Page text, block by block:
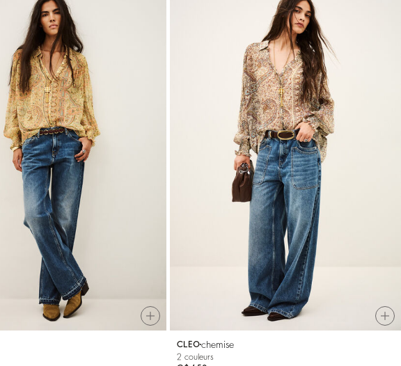
CLEOchemise
2 couleurs